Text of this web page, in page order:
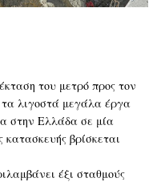
του μετρό προς τον
λιγοστά μεγάλα έργα
στην Ελλάδα σε μία
κατασκευής βρίσκεται
έξι σταθμούς